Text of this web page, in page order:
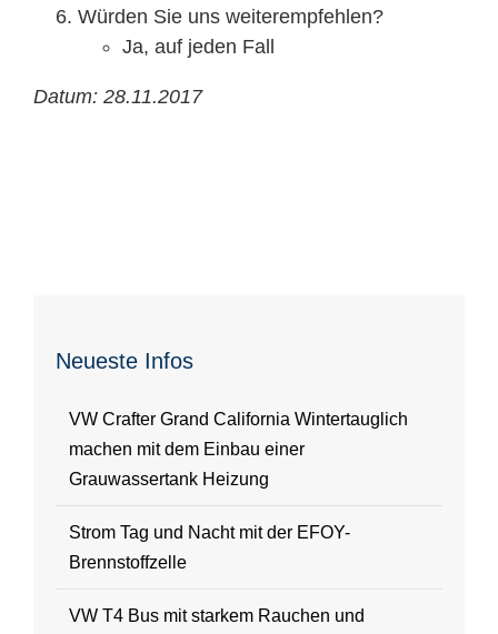
Würden Sie uns weiterempfehlen?
Ja, auf jeden Fall
Datum: 28.11.2017
Neueste Infos
VW Crafter Grand California Wintertauglich
machen mit dem Einbau einer
Grauwassertank Heizung
Strom Tag und Nacht mit der EFOY-
Brennstoffzelle
VW T4 Bus mit starkem Rauchen und